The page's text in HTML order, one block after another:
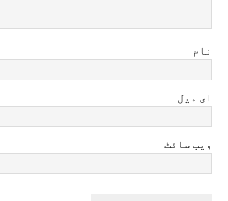
نام
ای میل
ویب سائٹ